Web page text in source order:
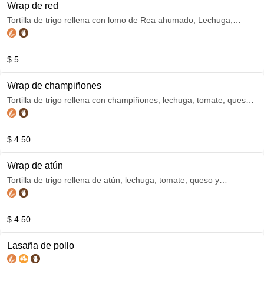
Wrap de red
Tortilla de trigo rellena con lomo de Rea ahumado, Lechuga,
tomate, queso y guacamole
$ 5
Wrap de champiñones
Tortilla de trigo rellena con champiñones, lechuga, tomate, queso y
guacamole
$ 4.50
Wrap de atún
Tortilla de trigo rellena de atún, lechuga, tomate, queso y
guacamole
$ 4.50
Lasaña de pollo